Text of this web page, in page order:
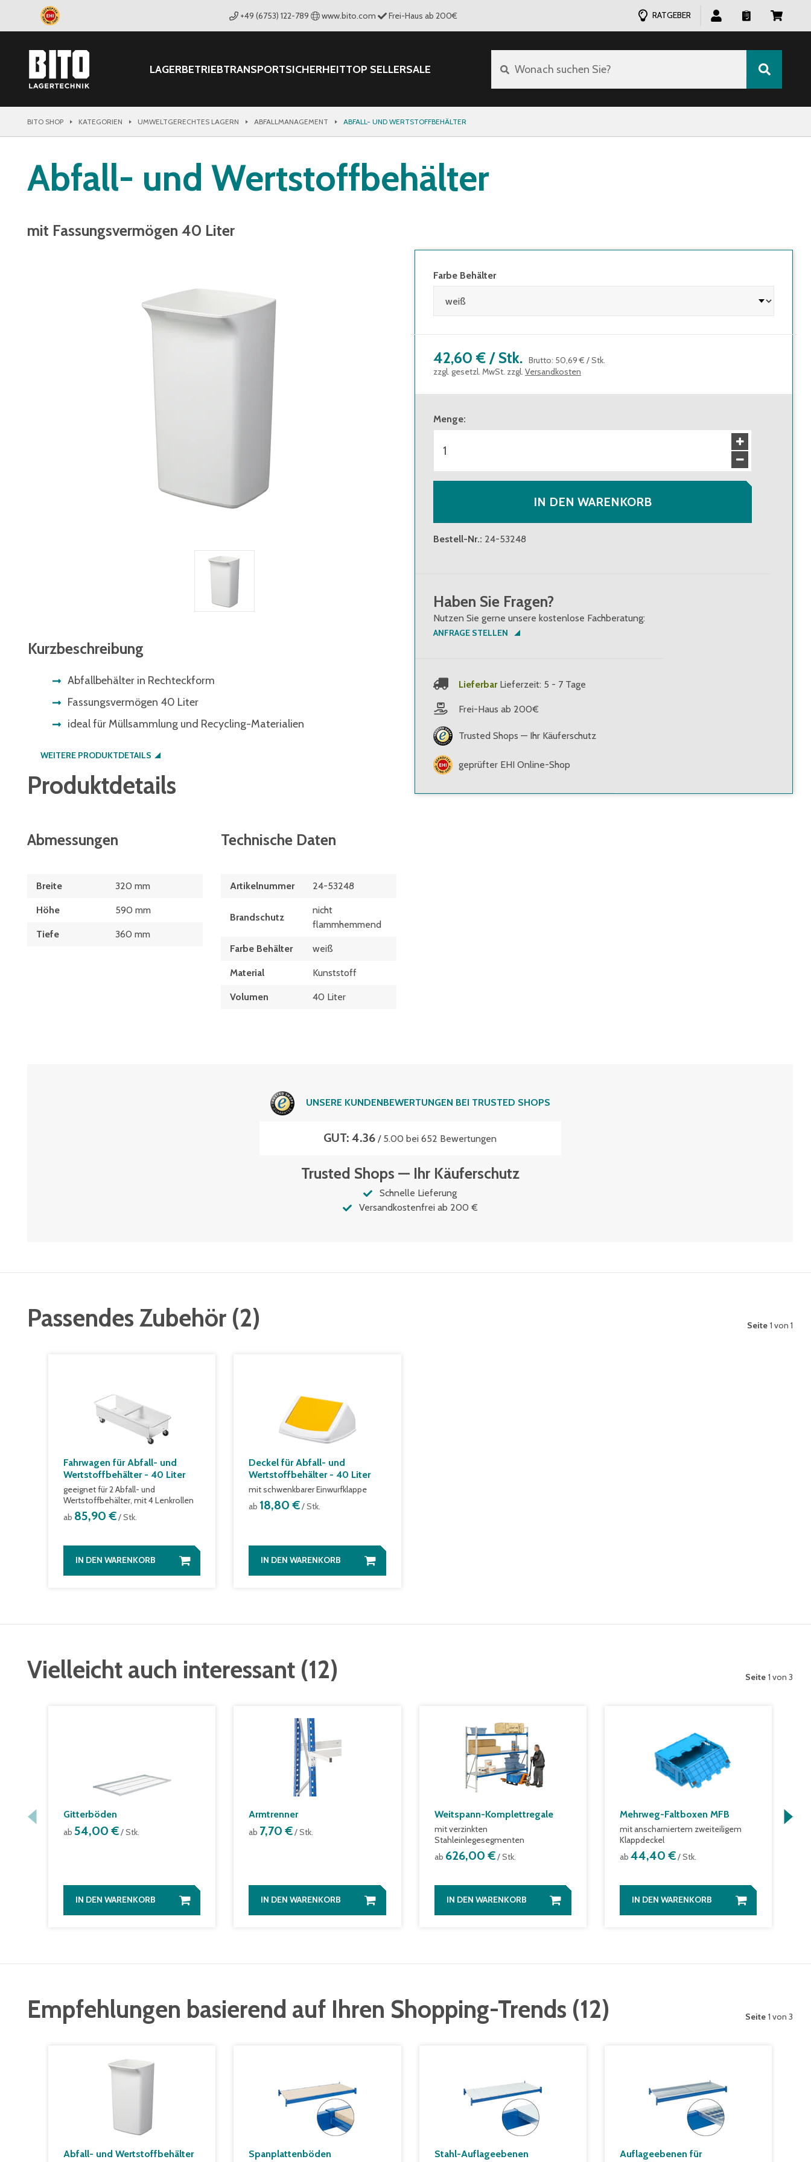
+49 (6753) 122-789 www.bito.com Frei-Haus ab 200€ RATGEBER
LAGERBETRIEBTRANSPORTSICHERHEITTOP SELLERSALE Wonach suchen Sie?
BITO SHOP KATEGORIEN UMWELTGERECHTES LAGERN ABFALLMANAGEMENT ABFALL- UND WERTSTOFFBEHÄLTER
Abfall- und Wertstoffbehälter
mit Fassungsvermögen 40 Liter
Kurzbeschreibung
Abfallbehälter in Rechteckform
Fassungsvermögen 40 Liter
ideal für Müllsammlung und Recycling-Materialien
WEITERE PRODUKTDETAILS
Produktdetails
Abmessungen
Breite 320 mm
Höhe 590 mm
Tiefe 360 mm
Technische Daten
Artikelnummer 24-53248
Brandschutz
nicht
flammhemmend
Farbe Behälter weiß
Material Kunststoff
Volumen 40 Liter
Farbe Behälter
42,60 € / Stk. Brutto: 50,69 € /Stk.
zzgl. gesetzl. MwSt. zzgl. Versandkosten
Menge:
IN DEN WARENKORB
Bestell-Nr.: 24-53248
Haben Sie Fragen?
Nutzen Sie gerne unsere kostenlose Fachberatung:
ANFRAGE STELLEN
Lieferbar Lieferzeit: 5 - 7 Tage
Frei-Haus ab 200€
Trusted Shops — Ihr Käuferschutz
geprüfter EHI Online-Shop
UNSERE KUNDENBEWERTUNGEN BEI TRUSTED SHOPS
GUT: 4.36 / 5.00 bei 652 Bewertungen
Trusted Shops — Ihr Käuferschutz
Schnelle Lieferung
Versandkostenfrei ab 200 €
Passendes Zubehör (2) Seite 1 von 1
Fahrwagen für Abfall- und
Wertstoffbehälter - 40 Liter
geeignet für 2 Abfall- und
Wertstoffbehälter, mit 4 Lenkrollen
ab 85,90 €/ Stk.
IN DEN WARENKORB
Deckel für Abfall- und
Wertstoffbehälter - 40 Liter
mit schwenkbarer Einwurfklappe
ab 18,80 €/ Stk.
IN DEN WARENKORB
Vielleicht auch interessant (12) Seite 1 von 3
Gitterböden
ab 54,00 €/ Stk.
IN DEN WARENKORB
Armtrenner
ab 7,70 €/ Stk.
IN DEN WARENKORB
Weitspann-Komplettregale
mit verzinkten
Stahleinlegesegmenten
ab 626,00 €/ Stk.
IN DEN WARENKORB
Mehrweg-Faltboxen MFB
mit anscharniertem zweiteiligem
Klappdeckel
ab 44,40 €/ Stk.
IN DEN WARENKORB
Empfehlungen basierend auf Ihren Shopping-Trends (12) Seite 1 von 3
Abfall- und Wertstoffbehälter Spanplattenböden Stahl-Auflageebenen
Auflageebenen für